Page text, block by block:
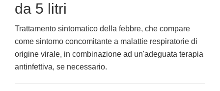
da 5 litri
Trattamento sintomatico della febbre, che compare
come sintomo concomitante a malattie respiratorie di
origine virale, in combinazione ad un'adeguata terapia
antinfettiva, se necessario.